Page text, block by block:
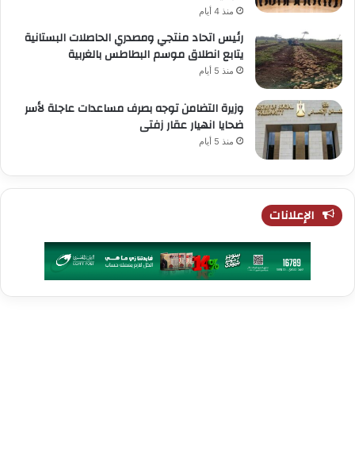
منذ 4 أيام
رئيس اتحاد منتجي ومصدري الحاصلات البستانية
يتابع انطلاق موسم البطاطس بالغربية
منذ 5 أيام
وزيرة التضامن توجه بصرف مساعدات عاجلة لأسر
ضحايا انهيار عقار زفتى
منذ 5 أيام
الإعلانات